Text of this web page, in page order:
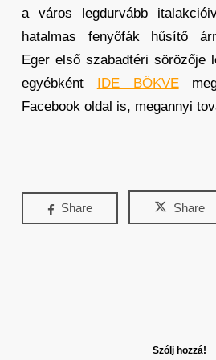
a város legdurvább
hatalmas fenyőfák hűsítő
Eger első szabadtéri sörözője
egyébként IDE BÖKVE
Facebook oldal is, megannyi
Share Share
Szólj hozzá!